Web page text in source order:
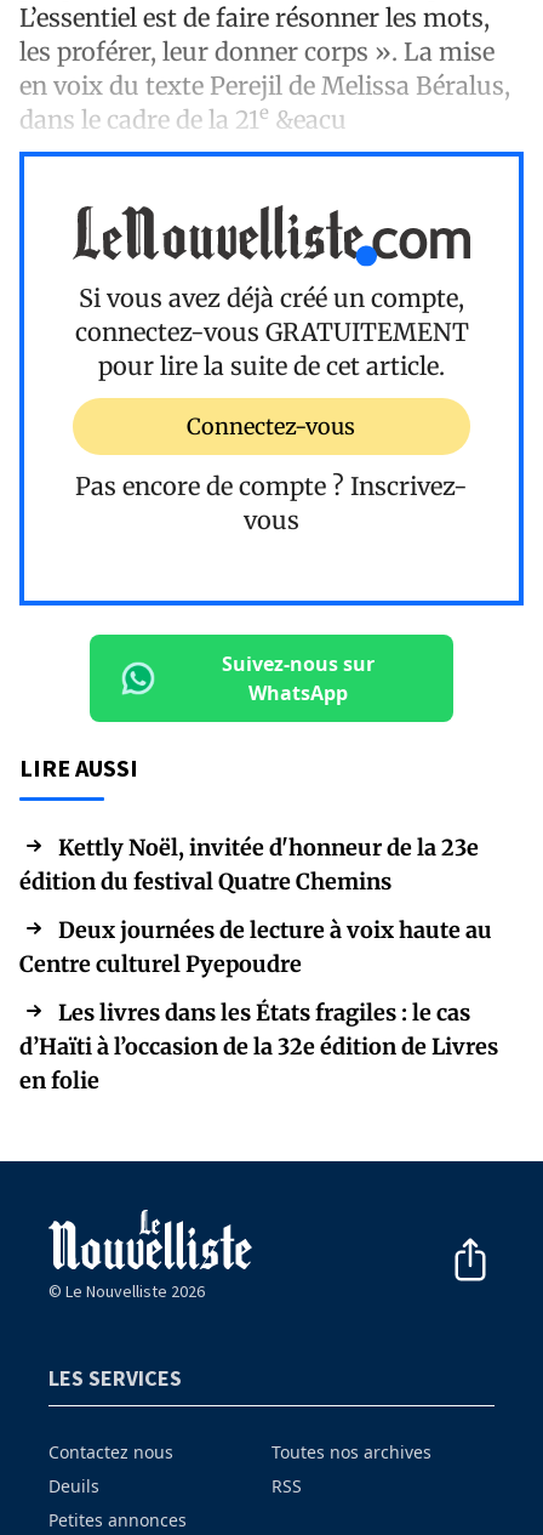
L’essentiel est de faire résonner les mots,
les proférer, leur donner corps ». La mise
en voix du texte Perejil de Melissa Béralus,
dans le cadre de la 21e &eacu
Si vous avez déjà créé un compte,
connectez-vous GRATUITEMENT
pour lire la suite de cet article.
Connectez-vous
Pas encore de compte ? Inscrivez-
vous
Suivez-nous sur
WhatsApp
LIRE AUSSI
Kettly Noël, invitée d'honneur de la 23e
édition du festival Quatre Chemins
Deux journées de lecture à voix haute au
Centre culturel Pyepoudre
Les livres dans les États fragiles : le cas
d’Haïti à l’occasion de la 32e édition de Livres
en folie
© Le Nouvelliste 2026
LES SERVICES
Contactez nous
Deuils
Petites annonces
Toutes nos archives
RSS